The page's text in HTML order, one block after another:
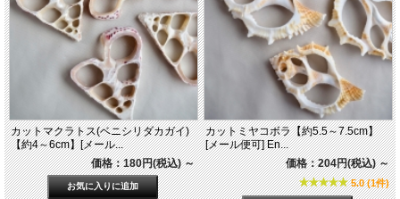
カットマクラトス(ベニシリダカガイ)
【約4～6cm】[メール...
価格：180円(税込)～
カットミヤコボラ【約5.5～7.5cm】
[メール便可] En...
価格：204円(税込)～
5.0 (1件)